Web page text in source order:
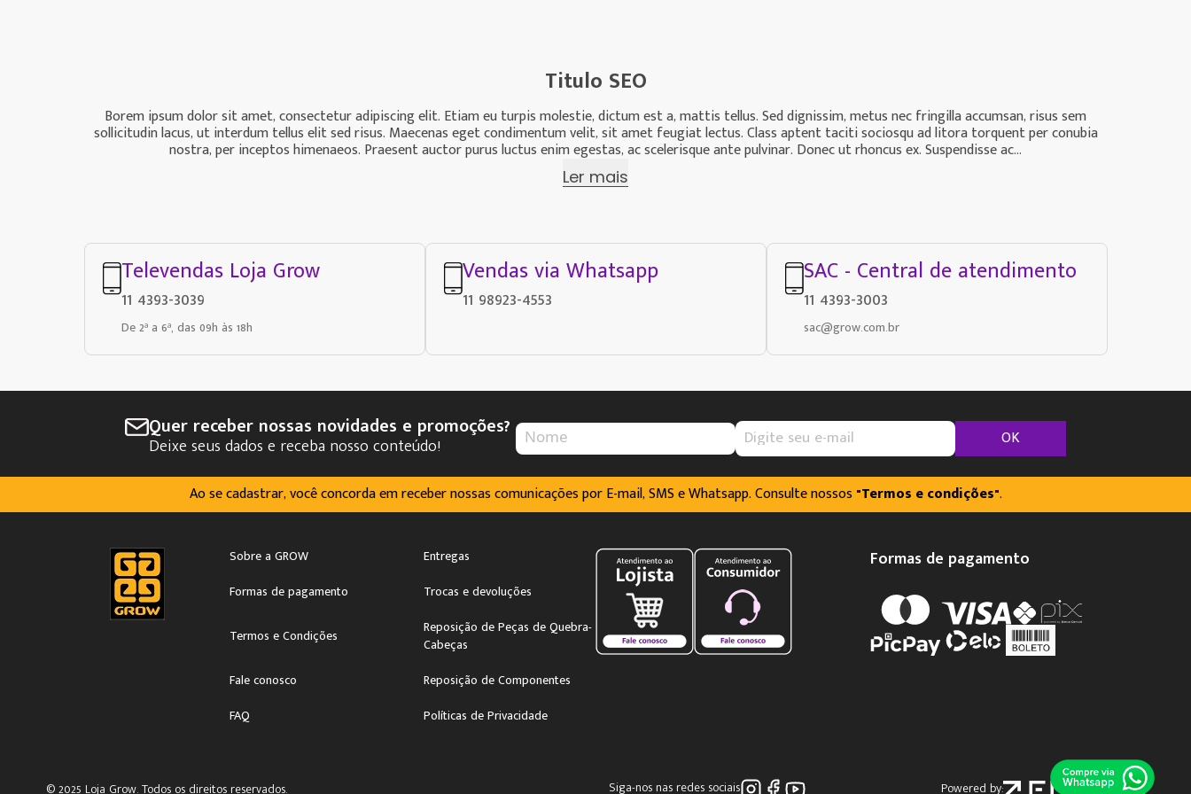
Titulo SEO
Borem ipsum dolor sit amet, consectetur adipiscing elit. Etiam eu turpis molestie, dictum est a, mattis tellus. Sed dignissim, metus nec fringilla accumsan, risus sem
sollicitudin lacus, ut interdum tellus elit sed risus. Maecenas eget condimentum velit, sit amet feugiat lectus. Class aptent taciti sociosqu ad litora torquent per conubia
nostra, per inceptos himenaeos. Praesent auctor purus luctus enim egestas, ac scelerisque ante pulvinar. Donec ut rhoncus ex. Suspendisse ac...
Ler mais
Televendas Loja Grow
11 4393-3039
De 2ª a 6ª, das 09h às 18h
Vendas via Whatsapp
11 98923-4553
SAC - Central de atendimento
11 4393-3003
sac@grow.com.br
Quer receber nossas novidades e promoções?
Deixe seus dados e receba nosso conteúdo! OK
Ao se cadastrar, você concorda em receber nossas comunicações por E-mail, SMS e Whatsapp. Consulte nossos "Termos e condições".
Sobre a GROW
Entregas
Formas de pagamento
Trocas e devoluções
Termos e Condições
Reposição de Peças de Quebra-
Cabeças
Fale conosco
Reposição de Componentes
FAQ
Políticas de Privacidade
Formas de pagamento
© 2025 Loja Grow. Todos os direitos reservados. Siga-nos nas redes sociais Powered by: